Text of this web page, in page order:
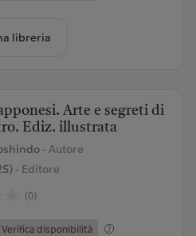
libreria
Arte e segreti di
Ediz. illustrata
- Autore
- Editore
(0)
Verifica disponibilità